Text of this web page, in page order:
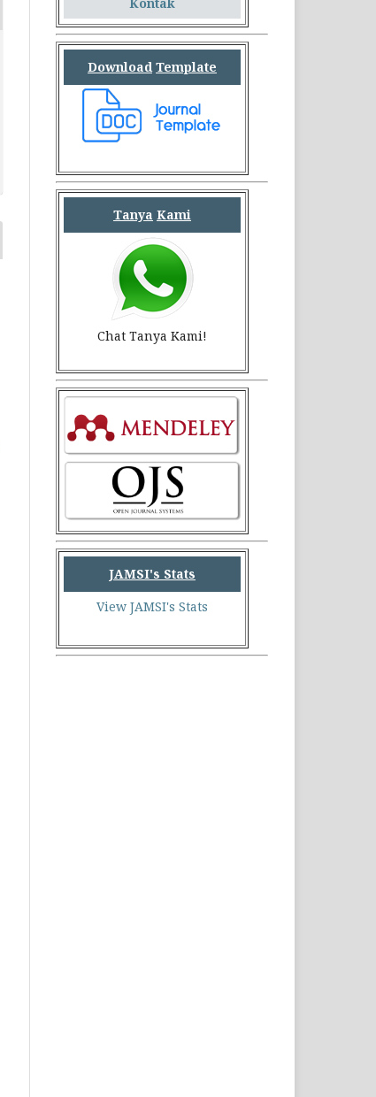
Download Template
Tanya Kami
Chat Tanya Kami!
JAMSI's Stats
View JAMSI's Stats